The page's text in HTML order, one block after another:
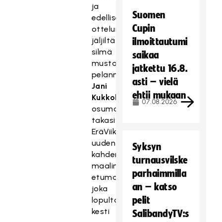
ja
edellisen
ottelun
jäljiltä
silmä
mustana
pelanneen
Jani
Kukkolan
osumat
takasivat
EräViikingeille
uuden
kahden
maalin
etumatkan,
joka
lopulta
kesti
Suomen
Cupin
ilmoittautumi
saikaa
jatkettu 16.8.
asti – vielä
ehtii mukaan
07.08.2026
Syksyn
turnausvilske
parhaimmilla
an – katso
pelit
SalibandyTV:s